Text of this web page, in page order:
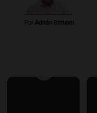
Por Adrián Simioni